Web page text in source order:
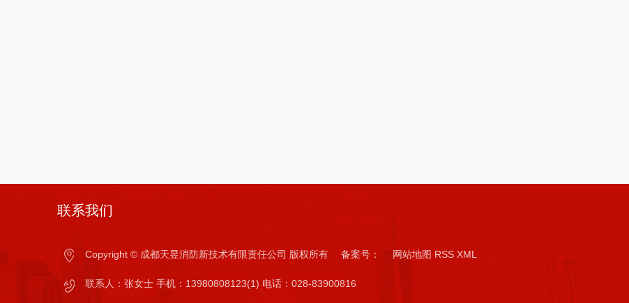
联系我们
Copyright © 成都天昱消防新技术有限责任公司 版权所有 备案号： 网站地图 RSS XML
联系人：张女士 手机：13980808123(1) 电话：028-83900816